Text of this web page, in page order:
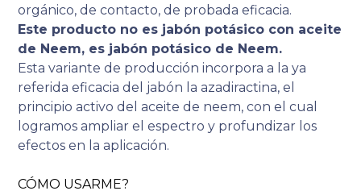
orgánico, de contacto, de probada eficacia.
Este producto no es jabón potásico con aceite
de Neem, es jabón potásico de Neem.
Esta variante de producción incorpora a la ya
referida eficacia del jabón la azadiractina, el
principio activo del aceite de neem, con el cual
logramos ampliar el espectro y profundizar los
efectos en la aplicación.
CÓMO USARME?